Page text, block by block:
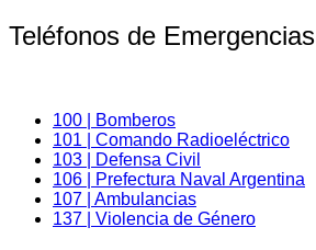
Teléfonos de Emergencias
100 | Bomberos
101 | Comando Radioeléctrico
103 | Defensa Civil
106 | Prefectura Naval Argentina
107 | Ambulancias
137 | Violencia de Género